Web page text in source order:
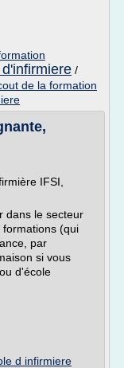
/
de la formation
IFSI,
dans le secteur
formations (qui
par
si vous
d'école
d infirmiere